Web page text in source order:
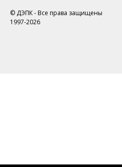
© ДЭПК - Все права защищены
1997-2026